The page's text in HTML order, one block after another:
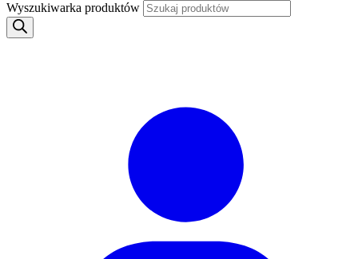
Wyszukiwarka produktów